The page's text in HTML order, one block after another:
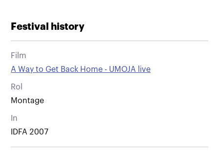
Festival history
Film
A Way to Get Back Home - UMOJA live
Rol
Montage
In
IDFA 2007